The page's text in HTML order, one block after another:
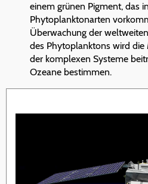
einem grünen Pigment, das
Phytoplanktonarten
Überwachung der
des Phytoplanktons wird die
der komplexen Systeme
Ozeane bestimmen.